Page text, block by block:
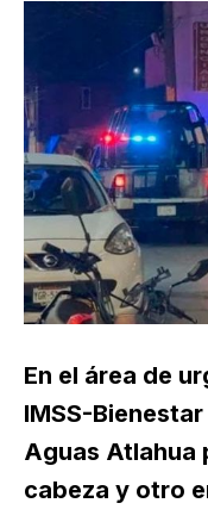
En el área de
IMSS-
Aguas Atlahua
cabeza y otro